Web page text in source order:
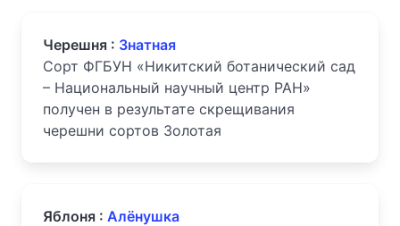
Черешня : Знатная
Сорт ФГБУН «Никитский ботанический сад
– Национальный научный центр РАН»
получен в результате скрещивания
черешни сортов Золотая
Яблоня : Алёнушка